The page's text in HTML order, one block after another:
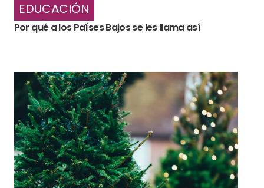
EDUCACIÓN
Por qué a los Países Bajos se les llama así